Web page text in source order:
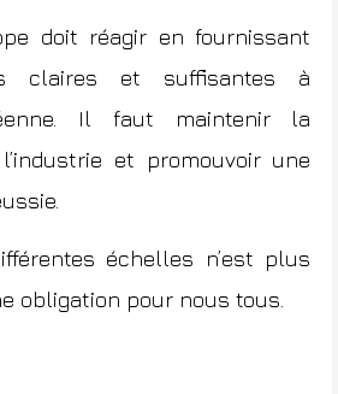
doit réagir en fournissant
claires et suffisantes à
Il faut maintenir la
et promouvoir une
échelles n’est plus
obligation pour nous tous.